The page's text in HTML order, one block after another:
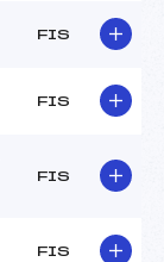
FIS
FIS
FIS
FIS